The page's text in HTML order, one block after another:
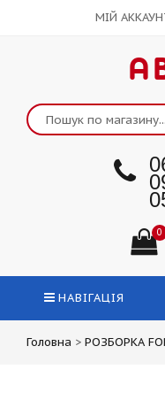
МІЙ
0
НАВІГАЦІЯ
Головна > РОЗБОРКА